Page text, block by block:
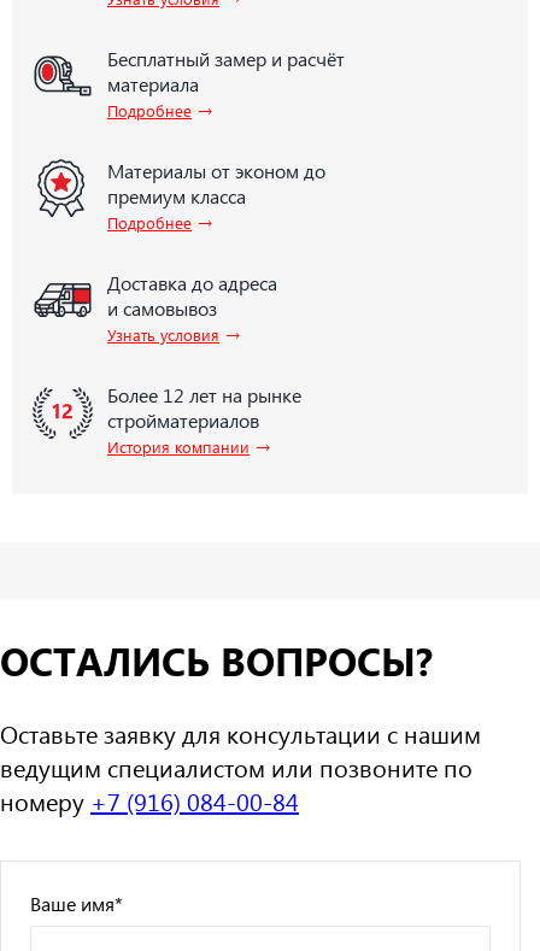
Бесплатный замер и расчёт
материала
Подробнее →
Материалы от эконом до
премиум класса
Подробнее →
Доставка до адреса
и самовывоз
Узнать условия →
Более 12 лет на рынке
стройматериалов
История компании →
ОСТАЛИСЬ ВОПРОСЫ?
Оставьте заявку для консультации с нашим
ведущим специалистом или позвоните по
номеру +7 (916) 084-00-84
Ваше имя*